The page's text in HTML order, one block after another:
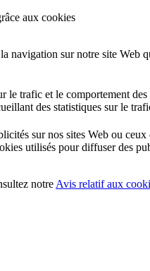
aux cookies
navigation sur notre site
le trafic et le comportement
des statistiques sur le
sur nos sites Web ou
utilisés pour diffuser des
notre Avis relatif aux